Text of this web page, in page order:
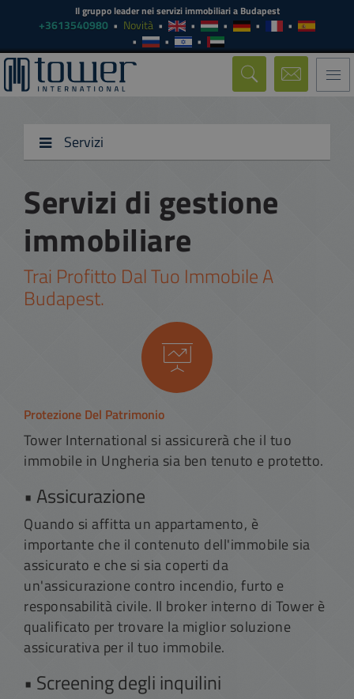
Il gruppo leader nei servizi immobiliari a Budapest
+3613540980 Novità
Servizi
Servizi di gestione
immobiliare
Trai Profitto Dal Tuo Immobile A
Budapest.
Protezione Del Patrimonio
Tower International si assicurerà che il tuo
immobile in Ungheria sia ben tenuto e protetto.
• Assicurazione
Quando si affitta un appartamento, è
importante che il contenuto dell'immobile sia
assicurato e che si sia coperti da
un'assicurazione contro incendio, furto e
responsabilità civile. Il broker interno di Tower è
qualificato per trovare la miglior soluzione
assicurativa per il tuo immobile.
• Screening degli inquilini